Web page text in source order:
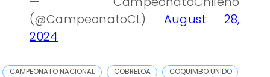
(@CampeonatoCL)August 28,
2024
CAMPEONATO NACIONAL COBRELOA COQUIMBO UNIDO